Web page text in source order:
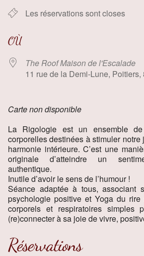
Les réservations sont closes
OÙ
The Roof Maison de l'Escalade
11 rue de la Demi-Lune, Poitiers,
Carte non disponible
La Rigologie est un ensemble
corporelles destinées à stimuler
harmonie intérieure. C’est une
originale d’atteindre un
authentique.
Inutile d’avoir le sens de l’humour !
Séance adaptée à tous, associant
psychologie positive et Yoga du
corporels et respiratoires simples
(re)connecter à sa joie de vivre,
Réservations